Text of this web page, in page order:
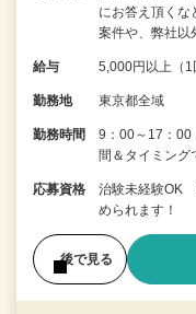
にお答え頂くな
案件や、弊社
給与 5,000円以上（
勤務地 東京都全域
勤務時間
9：00～17：00
間＆タイミン
応募資格
治験未経験OK
められます！
後で見る